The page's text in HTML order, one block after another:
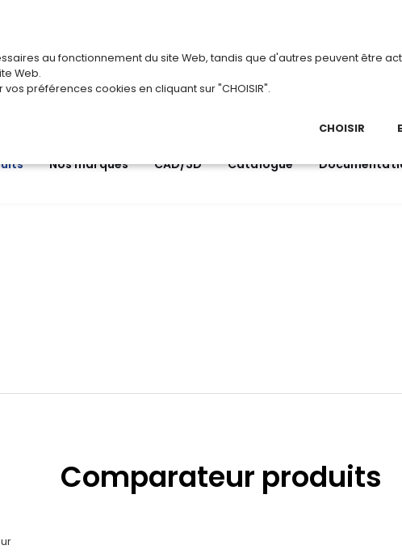
Du 3 au
Nos marques CAD/3D Catalogue
Comparateur produits
au fonctionnement du site Web, tandis que d'autres peuvent être
Web.
préférences cookies en cliquant sur "CHOISIR".
CHOISIR